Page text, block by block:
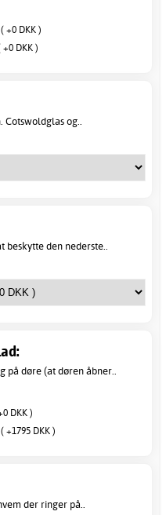
+0 DKK )
DKK )
og..
den nederste..
på døre (at døren åbner..
DKK )
DKK )
der ringer på..